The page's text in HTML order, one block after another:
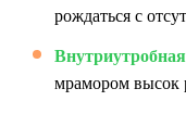
рождаться с
мрамором высок